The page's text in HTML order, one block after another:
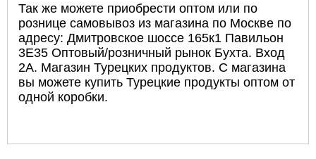
Так же можете приобрести оптом или по
рознице самовывоз из магазина по Москве по
адресу: Дмитровское шоссе 165к1 Павильон
3Е35 Оптовый/розничный рынок Бухта. Вход
2А. Магазин Турецких продуктов. С магазина
вы можете купить Турецкие продукты оптом от
одной коробки.